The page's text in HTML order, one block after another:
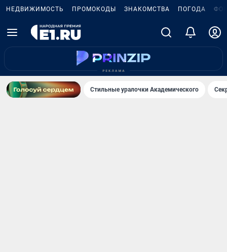
НЕДВИЖИМОСТЬ ПРОМОКОДЫ ЗНАКОМСТВА ПОГОДА
Стильные уралочки Академического